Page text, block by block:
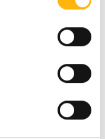
της ημερίδας